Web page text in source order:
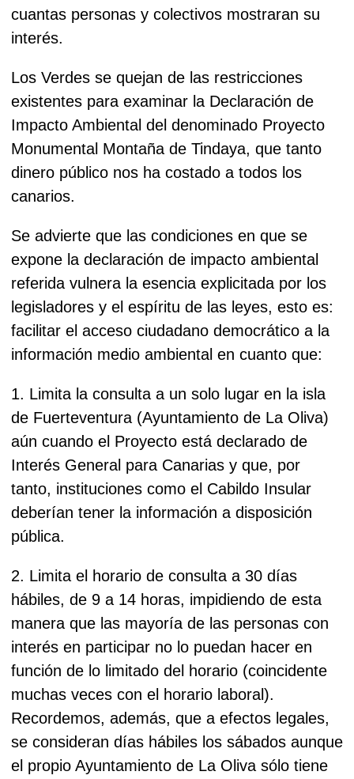
cuantas personas y colectivos mostraran su
interés.
Los Verdes se quejan de las restricciones
existentes para examinar la Declaración de
Impacto Ambiental del denominado Proyecto
Monumental Montaña de Tindaya, que tanto
dinero público nos ha costado a todos los
canarios.
Se advierte que las condiciones en que se
expone la declaración de impacto ambiental
referida vulnera la esencia explicitada por los
legisladores y el espíritu de las leyes, esto es:
facilitar el acceso ciudadano democrático a la
información medio ambiental en cuanto que:
1. Limita la consulta a un solo lugar en la isla
de Fuerteventura (Ayuntamiento de La Oliva)
aún cuando el Proyecto está declarado de
Interés General para Canarias y que, por
tanto, instituciones como el Cabildo Insular
deberían tener la información a disposición
pública.
2. Limita el horario de consulta a 30 días
hábiles, de 9 a 14 horas, impidiendo de esta
manera que las mayoría de las personas con
interés en participar no lo puedan hacer en
función de lo limitado del horario (coincidente
muchas veces con el horario laboral).
Recordemos, además, que a efectos legales,
se consideran días hábiles los sábados aunque
el propio Ayuntamiento de La Oliva sólo tiene